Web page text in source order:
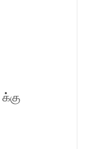
க்கு